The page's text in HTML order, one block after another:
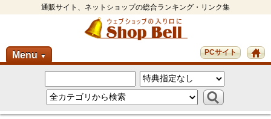
通販サイト、ネットショップの総合ランキング・リンク集
Menu ▼ PCサイト